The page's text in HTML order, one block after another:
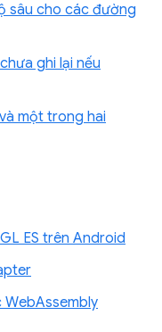
sâu cho các đường
ghi lại nếu
một trong hai
ES trên Android